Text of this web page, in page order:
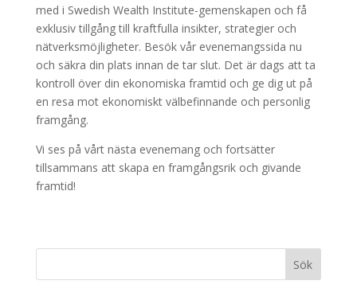
med i Swedish Wealth Institute-gemenskapen och få
exklusiv tillgång till kraftfulla insikter, strategier och
nätverksmöjligheter. Besök vår evenemangssida nu
och säkra din plats innan de tar slut. Det är dags att ta
kontroll över din ekonomiska framtid och ge dig ut på
en resa mot ekonomiskt välbefinnande och personlig
framgång.
Vi ses på vårt nästa evenemang och fortsätter
tillsammans att skapa en framgångsrik och givande
framtid!
Sök